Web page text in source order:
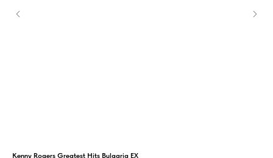
Kenny Rogers Greatest Hits Bulgaria EX